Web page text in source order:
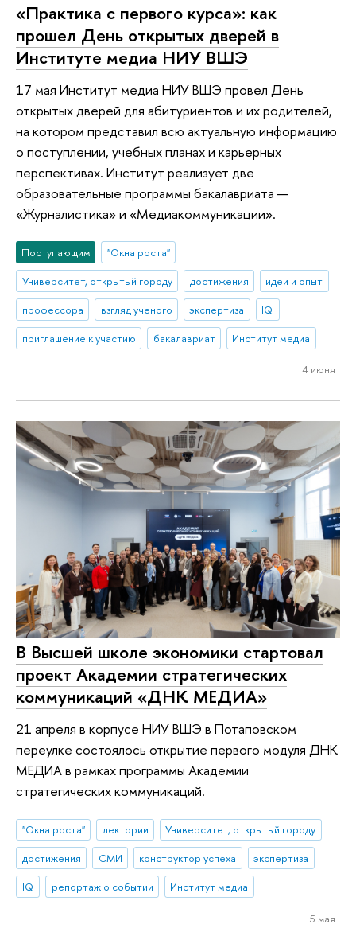
«Практика с первого курса»: как
прошел День открытых дверей в
Институте медиа НИУ ВШЭ
17 мая Институт медиа НИУ ВШЭ провел День
открытых дверей для абитуриентов и их родителей,
на котором представил всю актуальную информацию
о поступлении, учебных планах и карьерных
перспективах. Институт реализует две
образовательные программы бакалавриата —
«Журналистика» и «Медиакоммуникации».
Поступающим
"Окна роста"
Университет, открытый городу
достижения
идеи и опыт
профессора
взгляд ученого экспертиза
IQ
приглашение к участию
бакалавриат Институт медиа
4 июня
В Высшей школе экономики стартовал
проект Академии стратегических
коммуникаций «ДНК МЕДИА»
21 апреля в корпусе НИУ ВШЭ в Потаповском
переулке состоялось открытие первого модуля ДНК
МЕДИА в рамках программы Академии
стратегических коммуникаций.
"Окна роста" лектории
Университет, открытый городу
достижения
СМИ конструктор успеха
экспертиза
IQ
репортаж о событии Институт медиа
5 мая